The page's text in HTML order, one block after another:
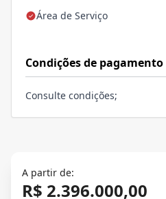
Área de Serviço
Condições de pagamento
Consulte condições;
A partir de:
R$ 2.396.000,00